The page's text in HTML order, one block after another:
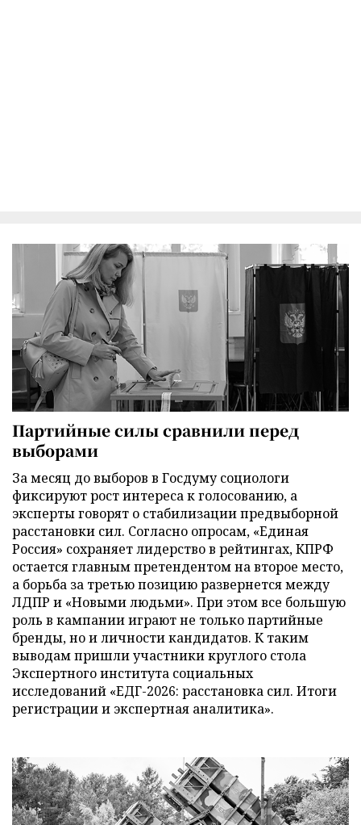
Партийные силы сравнили перед
выборами
За месяц до выборов в Госдуму социологи
фиксируют рост интереса к голосованию, а
эксперты говорят о стабилизации предвыборной
расстановки сил. Согласно опросам, «Единая
Россия» сохраняет лидерство в рейтингах, КПРФ
остается главным претендентом на второе место,
а борьба за третью позицию развернется между
ЛДПР и «Новыми людьми». При этом все большую
роль в кампании играют не только партийные
бренды, но и личности кандидатов. К таким
выводам пришли участники круглого стола
Экспертного института социальных
исследований «ЕДГ-2026: расстановка сил. Итоги
регистрации и экспертная аналитика».